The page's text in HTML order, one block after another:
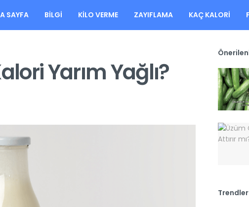
SAYFA BILGI KILO VERME ZAYIFLAMA KAÇ KALORI
Yarım Yağlı?
Trendler